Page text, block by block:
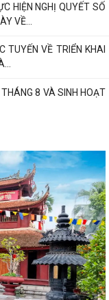
HIỆN NGHỊ QUYẾT SỐ
VỀ...
TUYẾN VỀ TRIỂN KHAI
8 VÀ SINH HOẠT
CỜ, SINH HOẠT DƯỚI
nội bộ được sửa đổi,
hành chính được sửa
hành chính ban hành